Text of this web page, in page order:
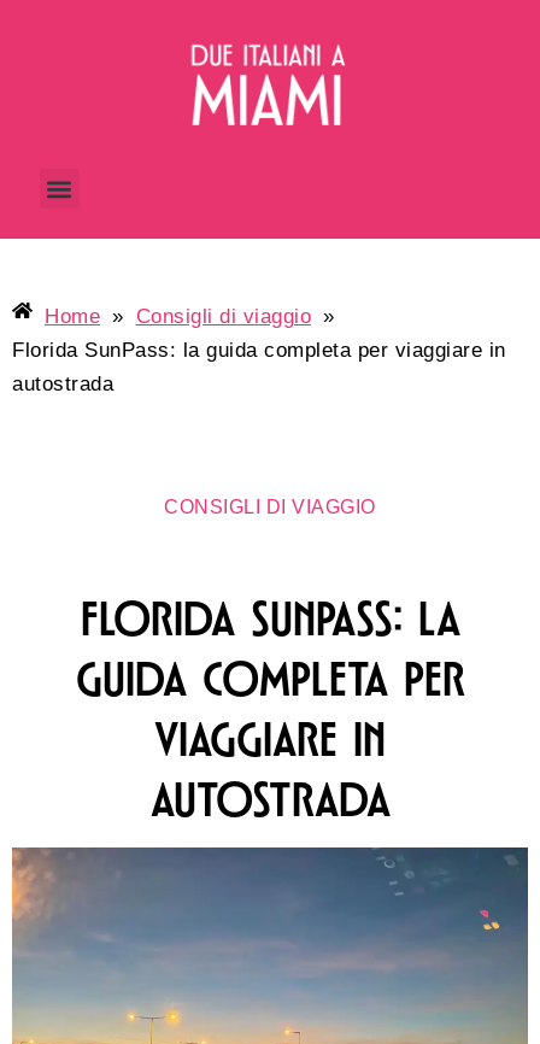
Home » Consigli di viaggio »
Florida SunPass: la guida completa per viaggiare in
autostrada
CONSIGLI DI VIAGGIO
FLORIDA SUNPASS: LA
GUIDA COMPLETA PER
VIAGGIARE IN
AUTOSTRADA